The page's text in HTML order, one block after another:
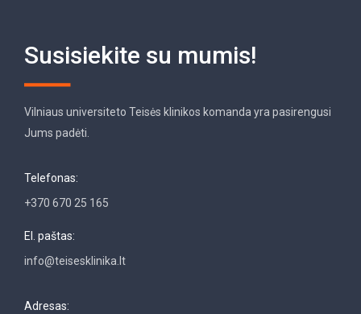
Susisiekite su mumis!
Vilniaus universiteto Teisės klinikos komanda yra pasirengusi
Jums padėti.
Telefonas:
+370 670 25 165
El. paštas:
info@teisesklinika.lt
Adresas: